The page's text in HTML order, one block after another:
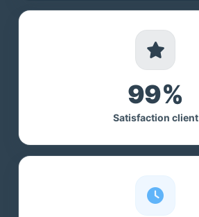
99%
Satisfaction client